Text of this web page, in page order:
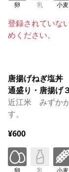
卵 乳 小麦
登録されていな
めください。
唐揚げねぎ塩
通盛り・唐揚げ
近江米 みずか
す。
¥600